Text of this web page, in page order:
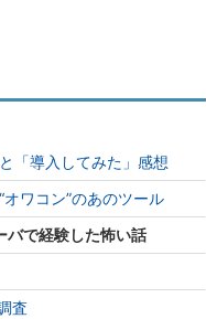
「導入してみた」感想
ワコン”のあのツール
バで経験した怖い話
査